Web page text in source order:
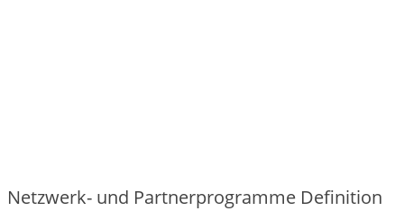
Netzwerk- und Partnerprogramme Definition